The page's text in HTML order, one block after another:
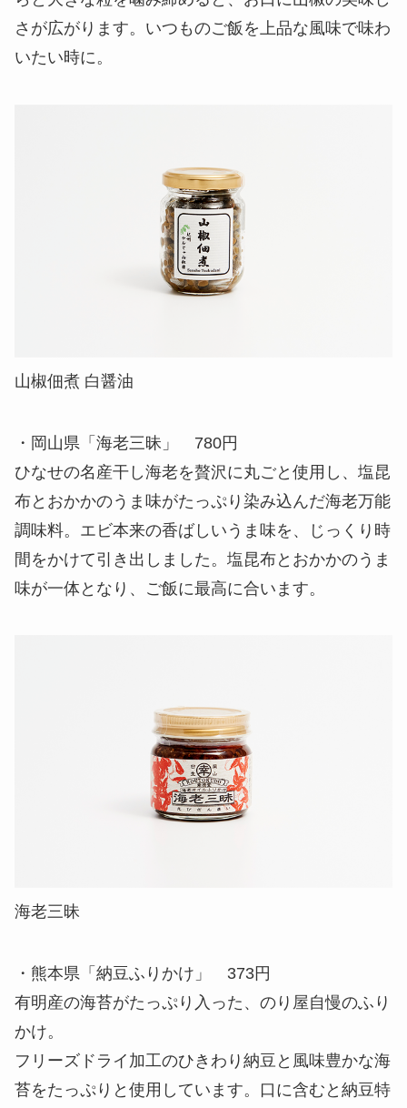
さが広がります。いつものご飯を上品な風味で味わ
いたい時に。
山椒佃煮 白醤油
・岡山県「海老三昧」 780円
ひなせの名産干し海老を贅沢に丸ごと使用し、塩昆
布とおかかのうま味がたっぷり染み込んだ海老万能
調味料。エビ本来の香ばしいうま味を、じっくり時
間をかけて引き出しました。塩昆布とおかかのうま
味が一体となり、ご飯に最高に合います。
海老三昧
・熊本県「納豆ふりかけ」 373円
有明産の海苔がたっぷり入った、のり屋自慢のふり
かけ。
フリーズドライ加工のひきわり納豆と風味豊かな海
苔をたっぷりと使用しています。口に含むと納豆特